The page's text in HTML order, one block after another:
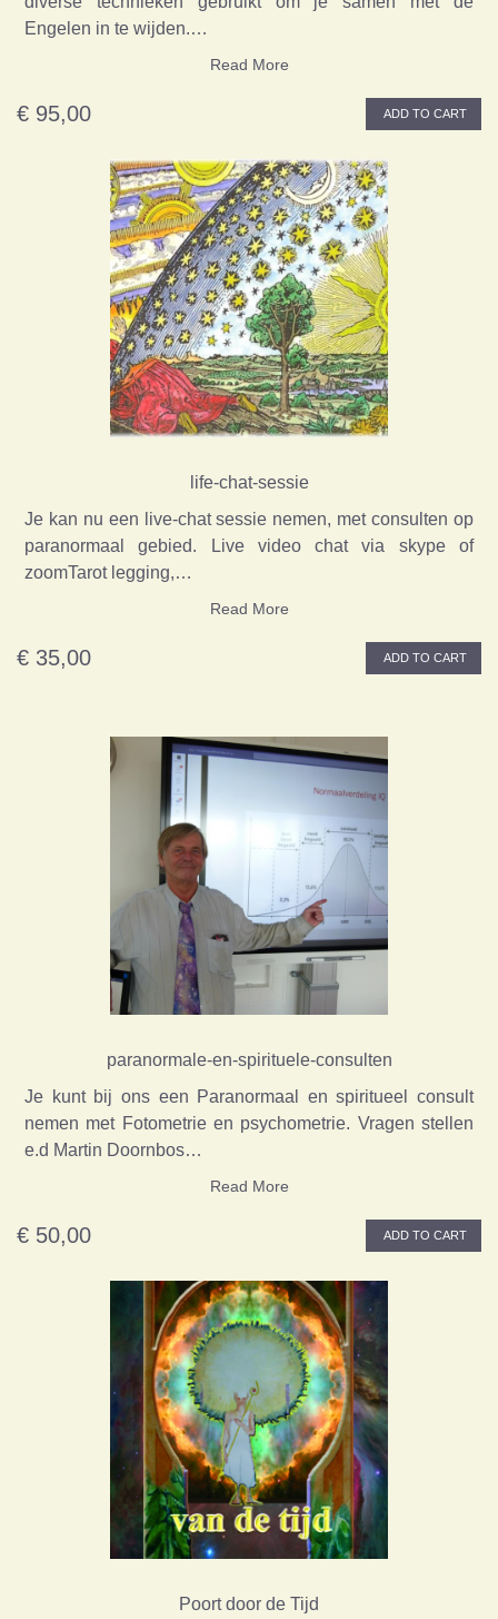
Engelen in te wijden.…
Read More
€ 95,00 ADD TO CART
life-chat-sessie
Je kan nu een live-chat sessie nemen, met consulten op
paranormaal gebied. Live video chat via skype of
zoomTarot legging,…
Read More
€ 35,00 ADD TO CART
paranormale-en-spirituele-consulten
Je kunt bij ons een Paranormaal en spiritueel consult
nemen met Fotometrie en psychometrie. Vragen stellen
e.d Martin Doornbos…
Read More
€ 50,00 ADD TO CART
Poort door de Tijd